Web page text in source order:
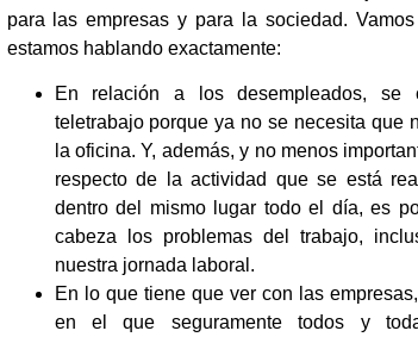
para las empresas y para la sociedad.
estamos hablando exactamente:
En relación a los desempleados, se
teletrabajo porque ya no se necesita que
la oficina. Y, además, y no menos
respecto de la actividad que se está
dentro del mismo lugar todo el día, es
cabeza los problemas del trabajo,
nuestra jornada laboral.
En lo que tiene que ver con las
en el que seguramente todos y